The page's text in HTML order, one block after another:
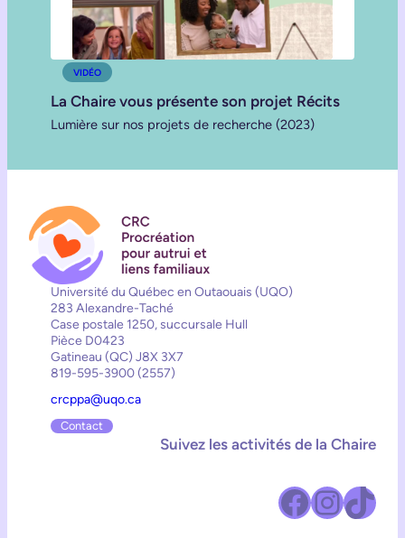
VIDÉO
La Chaire vous présente son projet Récits
Lumière sur nos projets de recherche (2023)
Université du Québec en Outaouais (UQO)
283 Alexandre-Taché
Case postale 1250, succursale Hull
Pièce D0423
Gatineau (QC) J8X 3X7
819-595-3900 (2557)
crcppa@uqo.ca
Contact
Suivez les activités de la Chaire
Facebook InstagramTikTok